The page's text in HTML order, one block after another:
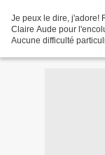
Je peux le dire, j'adore!
Claire Aude pour
Aucune difficulté